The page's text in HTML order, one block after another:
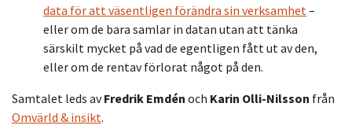
data för att väsentligen förändra sin verksamhet –
eller om de bara samlar in datan utan att tänka
särskilt mycket på vad de egentligen fått ut av den,
eller om de rentav förlorat något på den.
Samtalet leds avFredrik Emdén och Karin Olli-Nilsson från
Omvärld & insikt.